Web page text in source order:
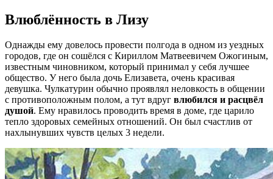
Влюблённость в Лизу
Однажды ему довелось провести полгода в одном из уездных
городов, где он сошёлся с Кириллом Матвеевичем Ожогиным,
известным чиновником, который принимал у себя лучшее
общество. У него была дочь Елизавета, очень красивая
девушка. Чулкатурин обычно проявлял неловкость в общении
с противоположным полом, а тут вдруг влюбился и расцвёл
душой. Ему нравилось проводить время в доме, где царило
тепло здоровых семейных отношений. Он был счастлив от
нахлынувших чувств целых 3 недели.